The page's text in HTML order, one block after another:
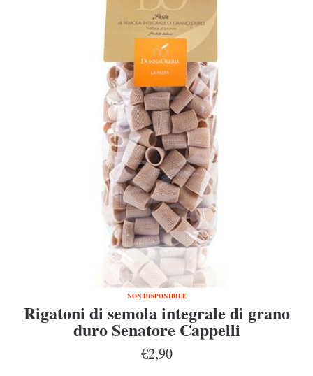
NON DISPONIBILE
Rigatoni di semola integrale di grano
duro Senatore Cappelli
€2,90